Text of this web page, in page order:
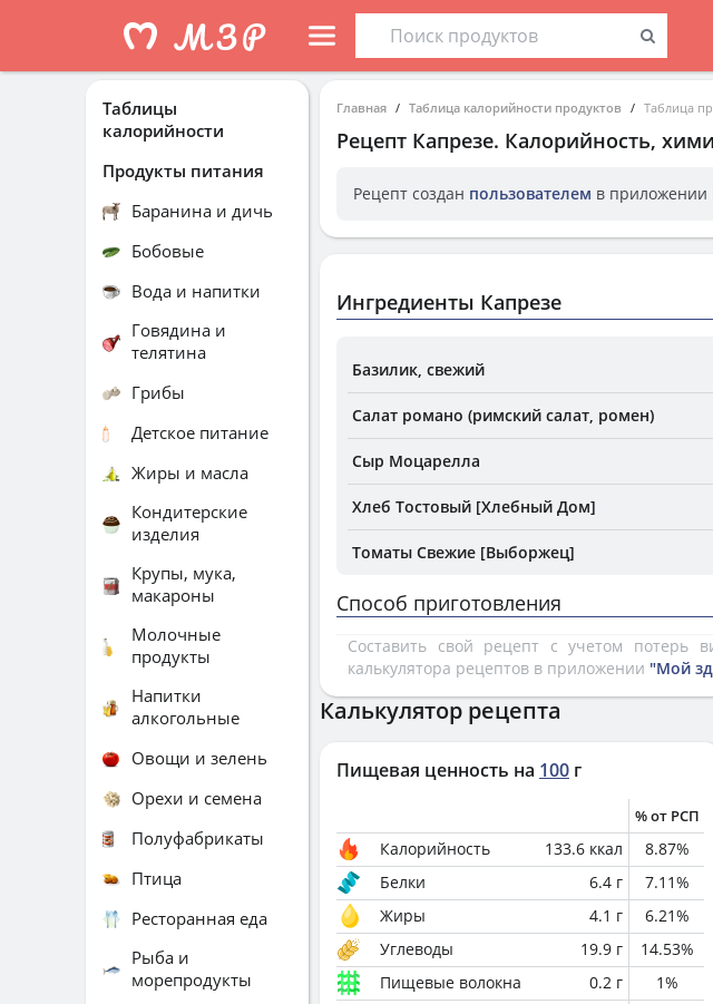
Главная Таблица калорийности продуктов Таблица
Рецепт Капрезе. Калорийность,
Рецепт создан пользователем в приложении
Ингредиенты Капрезе
Базилик, свежий
Салат романо (римский салат, ромен)
Сыр Моцарелла
Хлеб Тостовый [Хлебный Дом]
Томаты Свежие [Выборжец]
Способ приготовления
Составить свой рецепт с учетом
калькулятора рецептов в приложении "Мой
Калькулятор рецепта
Пищевая ценность на 100 г
% от РСП
Калорийность 133.6 ккал 8.87%
Белки
6.4 г 7.11%
Жиры
4.1 г 6.21%
Углеводы
19.9 г 14.53%
Пищевые волокна
0.2 г 1%
Таблицы
калорийности
Продукты питания
Баранина и дичь
Бобовые
Вода и напитки
Говядина и
телятина
Грибы
Детское питание
Жиры и масла
Кондитерские
изделия
Крупы, мука,
макароны
Молочные
продукты
Напитки
алкогольные
Овощи и зелень
Орехи и семена
Полуфабрикаты
Птица
Ресторанная еда
Рыба и
морепродукты